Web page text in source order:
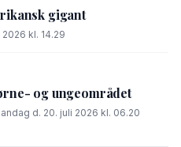
gigant
kl. 14.29
og ungeområdet
d. 20. juli 2026 kl. 06.20